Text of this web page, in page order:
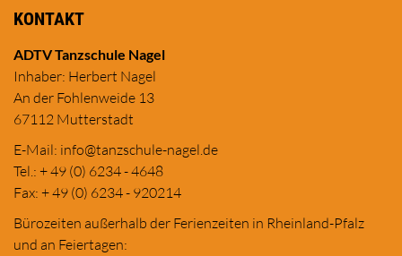
KONTAKT
ADTV Tanzschule Nagel
Inhaber: Herbert Nagel
An der Fohlenweide 13
67112 Mutterstadt
E-Mail: info@tanzschule-nagel.de
Tel.: + 49 (0) 6234 - 4648
Fax: + 49 (0) 6234 - 920214
Bürozeiten außerhalb der Ferienzeiten in Rheinland-Pfalz
und an Feiertagen: